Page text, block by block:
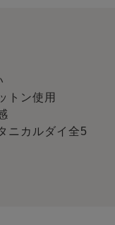
トン使用
ニカルダイ全5